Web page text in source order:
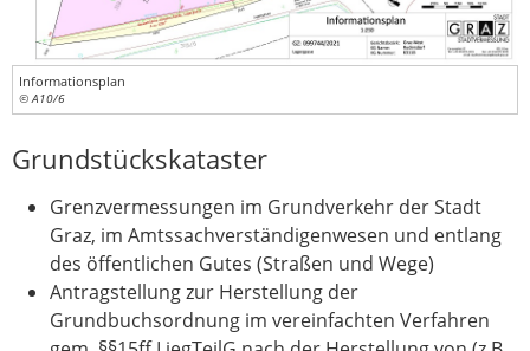
Informationsplan
© A10/6
Grundstückskataster
Grenzvermessungen im Grundverkehr der Stadt
Graz, im Amtssachverständigenwesen und entlang
des öffentlichen Gutes (Straßen und Wege)
Antragstellung zur Herstellung der
Grundbuchsordnung im vereinfachten Verfahren